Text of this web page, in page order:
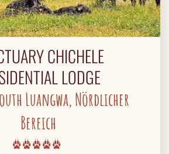
CHICHELE
LODGE
Luangwa, Nördlicher
Bereich